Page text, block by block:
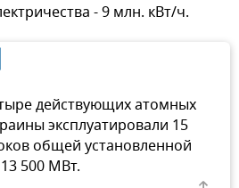
- 9 млн. кВт/ч.
действующих атомных
эксплуатировали 15
общей установленной
500 МВт.